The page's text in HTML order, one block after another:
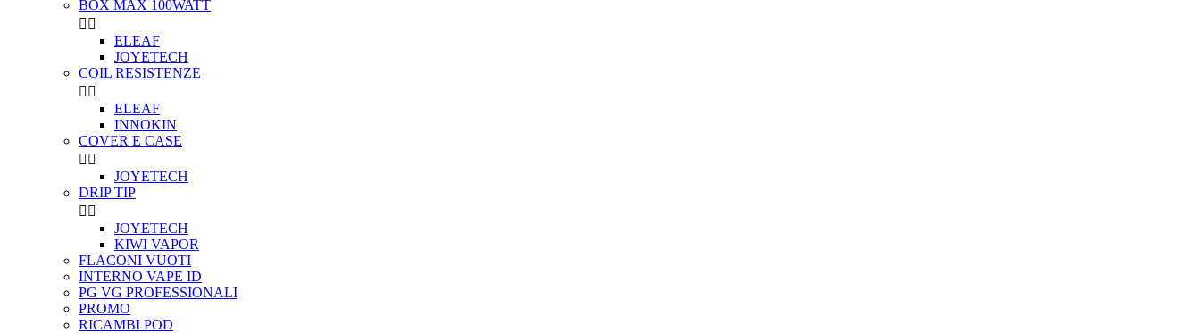
BOX MAX 100WATT
 
ELEAF
JOYETECH
COIL RESISTENZE
 
ELEAF
INNOKIN
COVER E CASE
 
JOYETECH
DRIP TIP
 
JOYETECH
KIWI VAPOR
FLACONI VUOTI
INTERNO VAPE ID
PG VG PROFESSIONALI
PROMO
RICAMBI POD